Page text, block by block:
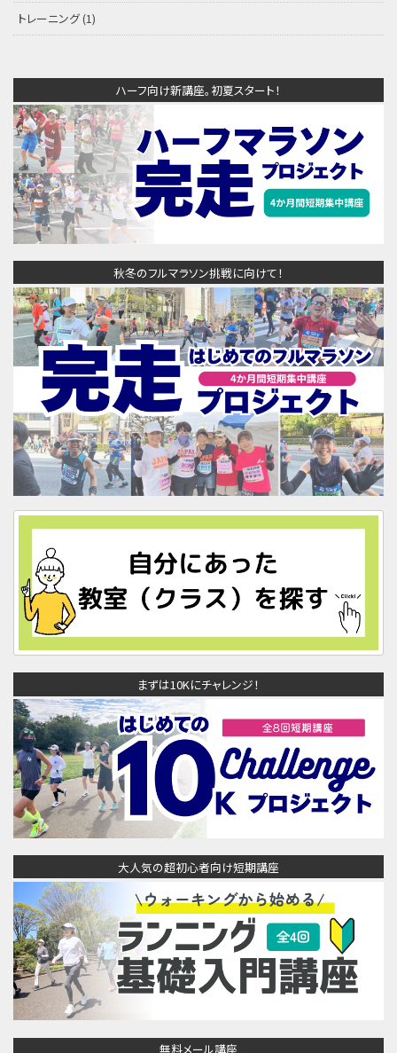
トレーニング(1)
ハーフ向け新講座。初夏スタート！
秋冬のフルマラソン挑戦に向けて！
まずは10Kにチャレンジ！
大人気の超初心者向け短期講座
無料メール講座